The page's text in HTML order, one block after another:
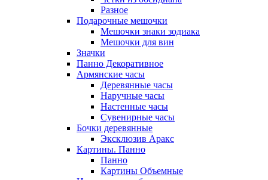
Разное
Подарочные мешочки
Мешочки знаки зодиака
Мешочки для вин
Значки
Панно Декоративное
Армянские часы
Деревянные часы
Наручные часы
Настенные часы
Сувенирные часы
Бочки деревянные
Эксклюзив Аракс
Картины. Панно
Панно
Картины Объемные